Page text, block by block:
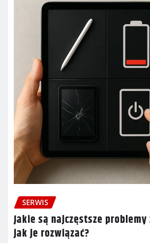
SERWIS
Jakie są najczęstsze
jak je rozwiązać?